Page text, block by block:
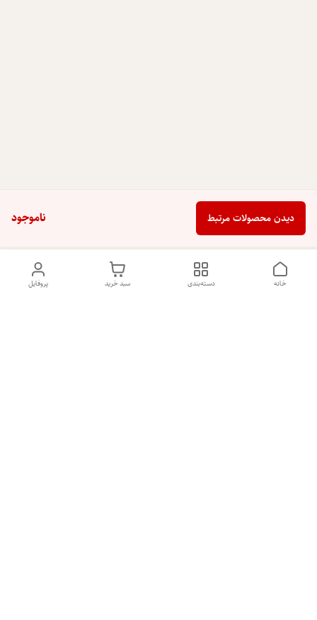
ناموجود دیدن محصولات مرتبط
پروفایل سبد خرید دسته‌بندی خانه